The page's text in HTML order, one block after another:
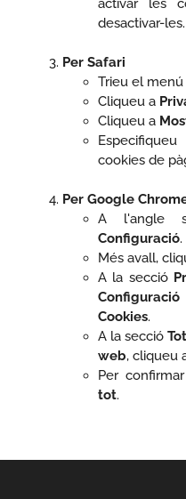
activar les
desactivar-les.
Per Safari
Trieu el menú
Cliqueu a
Cliqueu a
cookies de
Per Google
A l'angle
Configuració.
Més avall,
A la secció
Cookies.
A la secció
web, cliqueu
Per
tot.